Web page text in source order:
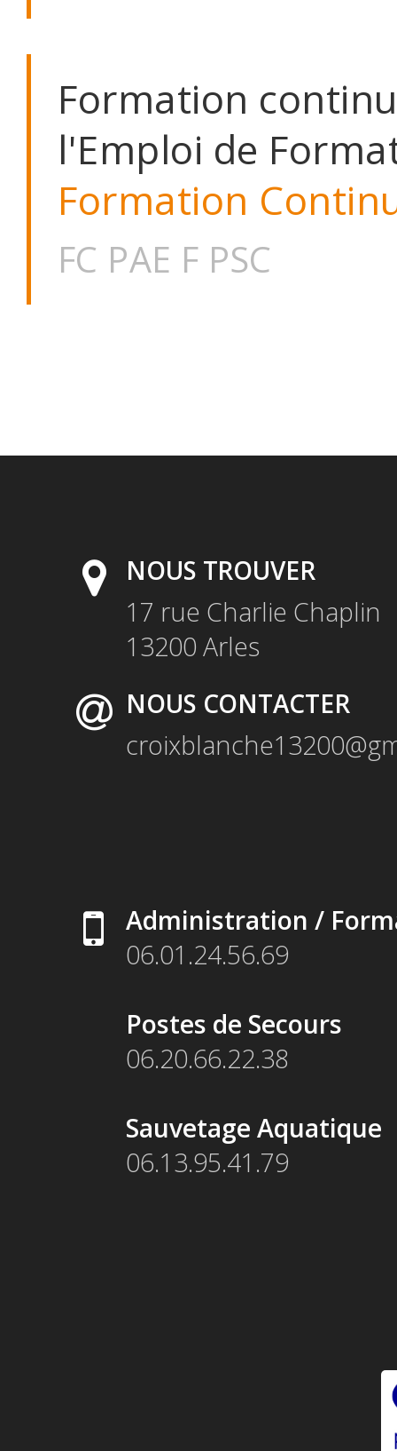
Formation
l'Emploi de
Formation
FC PAE F PSC
NOUS TROUVER
17 rue Charlie Chaplin
13200 Arles
NOUS CONTACTER
Administration /
06.01.24.56.69
Postes de Secours
06.20.66.22.38
Sauvetage Aquatique
06.13.95.41.79